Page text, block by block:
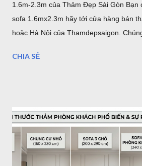
1.6m-2.3m của Thảm Đẹp Sài Gòn Bạn
sofa 1.6mx2.3m hãy tới cửa hàng bán
hoặc Hà Nội của Thamdepsaigon.
phòng khách, phòng ngủ, phòng ăn...
Giao hàng - Thanh toán - Bảo Hành..
sàn ở TPHCM - Hà Nội Giới thiệu thảm
của Thảm Đẹp. Thảm Đẹp Sài Gòn là
Thổ Nhĩ Kỳ với kho hàng - cửa hàng
CHIA SẺ